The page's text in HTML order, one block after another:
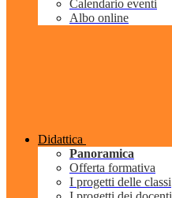
Calendario eventi
Albo online
Didattica
Panoramica
Offerta formativa
I progetti delle classi